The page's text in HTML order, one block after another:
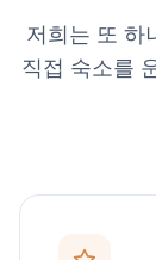
저희는 또 하
직접 숙소를